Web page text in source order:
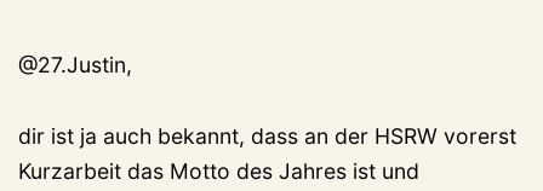
@27.Justin,
dir ist ja auch bekannt, dass an der HSRW vorerst
Kurzarbeit das Motto des Jahres ist und